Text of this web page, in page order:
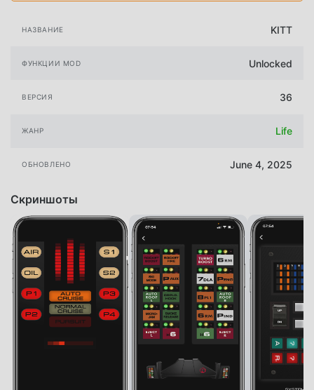
НАЗВАНИЕ KITT
ФУНКЦИИ MOD Unlocked
ВЕРСИЯ 36
ЖАНР Life
ОБНОВЛЕНО June 4, 2025
Скриншоты